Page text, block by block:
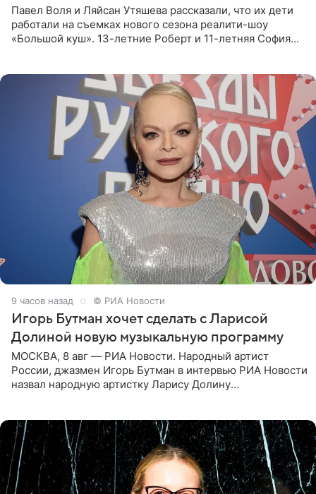
Павел Воля и Ляйсан Утяшева рассказали, что их дети
работали на съемках нового сезона реалити-шоу
«Большой куш». 13-летние Роберт и 11-летняя София
9 часов назад © РИА Новости
Игорь Бутман хочет сделать с Ларисой
Долиной новую музыкальную программу
МОСКВА, 8 авг — РИА Новости. Народный артист
России, джазмен Игорь Бутман в интервью РИА Новости
назвал народную артистку Ларису Долину